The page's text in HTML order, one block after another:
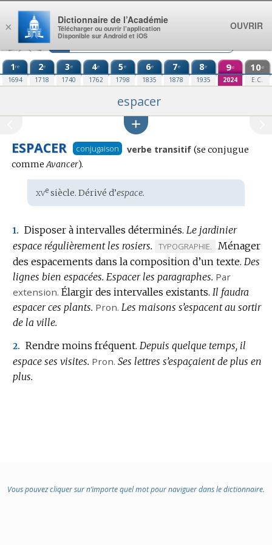
Aller au contenu
1re
1694
2e
1718
3e
1740
4e
1762
5e
1798
6e
1835
7e
1878
8e
1935
9e
2024
10e
E.C.
espacer
ESPACER conjugaison verbe transitif Conjugaison
(se conjugue
commeAvancer).
Étymologie
:
xvesiècle. Dérivé d’espace.
1. Disposer à intervalles déterminés. Le jardinier
espace régulièrement les rosiers.
MARQUE
DE
DOMAINE
:
TYPOGRAPHIE.
Ménager
des espacements dans la composition d’un texte. Des
lignes bien espacées. Espacer les paragraphes. Par
extension. Élargir des intervalles existants. Il faudra
espacer ces plants. Pron. Les maisons s’espacent au sortir
de la ville.
2. Rendre moins fréquent. Depuis quelque temps, il
espace ses visites. Pron. Ses lettres s’espaçaient de plus en
plus.
Vous pouvez cliquer sur n’importe quel mot pour naviguer dans le dictionnaire.
×
Dictionnaire de l’Académie
Télécharger ou ouvrir l’application
Disponible sur Android et iOS
OUVRIR